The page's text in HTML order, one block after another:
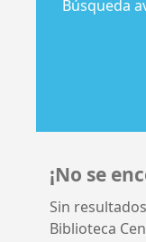
Búsqueda
¡No se
Sin
Biblioteca